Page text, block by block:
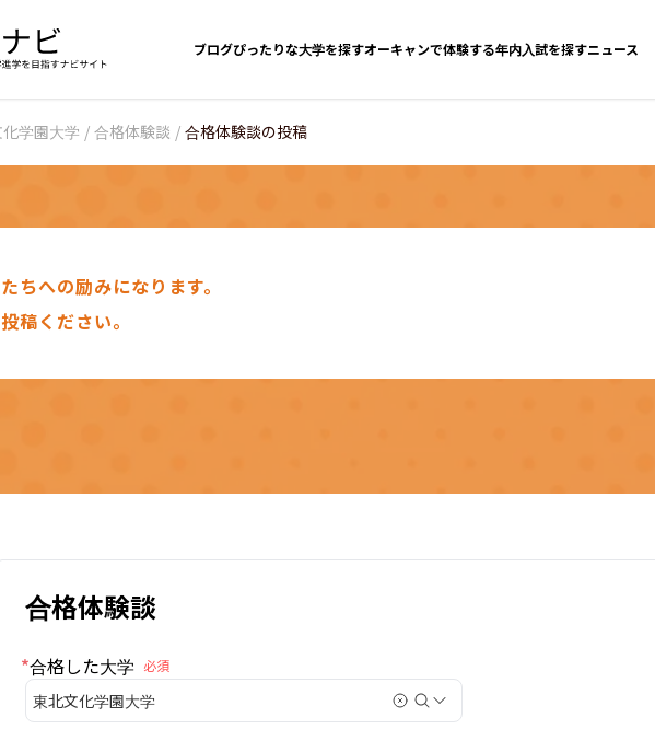
ブログぴったりな大学を探すオーキャンで体験する年内入試を探すニュース
学園大学 / 合格体験談 / 合格体験談の投稿
ちへの励みになります。
稿ください。
合格体験談
*合格した大学 必須
東北文化学園大学